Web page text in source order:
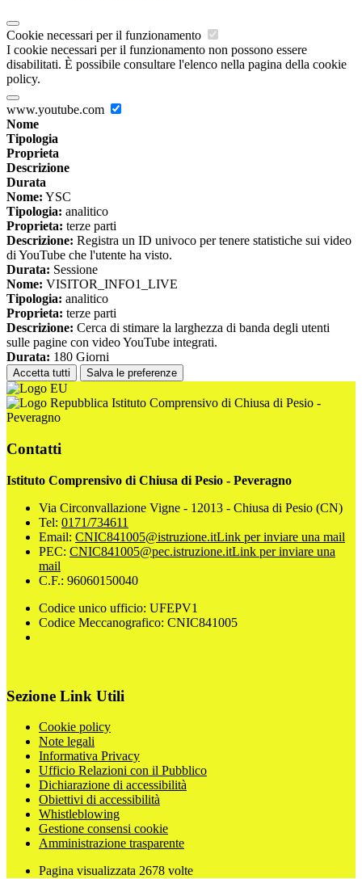
Cookie necessari per il funzionamento
I cookie necessari per il funzionamento non possono essere
disabilitati. È possibile consultare l'elenco nella pagina della cookie
policy.
www.youtube.com
Nome
Tipologia
Proprieta
Descrizione
Durata
Nome: YSC
Tipologia: analitico
Proprieta: terze parti
Descrizione: Registra un ID univoco per tenere statistiche sui video
di YouTube che l'utente ha visto.
Durata: Sessione
Nome: VISITOR_INFO1_LIVE
Tipologia: analitico
Proprieta: terze parti
Descrizione: Cerca di stimare la larghezza di banda degli utenti
sulle pagine con video YouTube integrati.
Durata: 180 Giorni
Accetta tutti Salva le preferenze
Istituto Comprensivo di Chiusa di Pesio -
Peveragno
Contatti
Istituto Comprensivo di Chiusa di Pesio - Peveragno
Via Circonvallazione Vigne - 12013 - Chiusa di Pesio (CN)
Tel: 0171/734611
Email: CNIC841005@istruzione.itLink per inviare una mail
PEC: CNIC841005@pec.istruzione.itLink per inviare una
mail
C.F.: 96060150040
Codice unico ufficio: UFEPV1
Codice Meccanografico: CNIC841005
Sezione Link Utili
Cookie policy
Note legali
Informativa Privacy
Ufficio Relazioni con il Pubblico
Dichiarazione di accessibilità
Obiettivi di accessibilità
Whistleblowing
Gestione consensi cookie
Amministrazione trasparente
Pagina visualizzata 2678 volte